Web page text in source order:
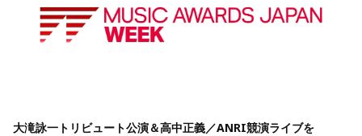
大滝詠一トリビュート公演＆高中正義／ANRI競演ライブを